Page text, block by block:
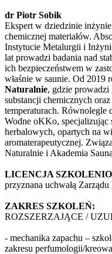
dr Piotr Sobik
Ekspert w dziedzinie
chemicznej materiałów.
Instytucie Metalurgii i
lat prowadzi badania nad
ich bezpieczeństwem w
właśnie w saunie. Od 2019
Naturalnie, gdzie prowadzi
substancji chemicznych
temperaturach. Równolegle
Wodne oKKo, specjalizując
herbalowych, opartych na
aromaterapeutycznej.
Naturalnie i Akademia
LICENCJA
przyznana uchwałą
ZAKRES SZKOLEŃ:
ROZSZERZAJĄCE /
- mechanika zapachu –
zakresu perfumologii/